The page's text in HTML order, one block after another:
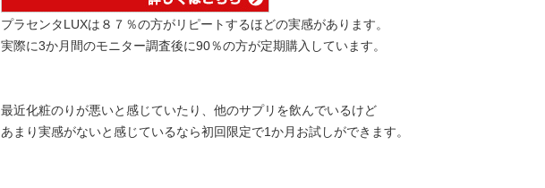
プラセンタLUXは８７％の方がリピートするほどの実感があります。
実際に3か月間のモニター調査後に90％の方が定期購入しています。
最近化粧のりが悪いと感じていたり、他のサプリを飲んでいるけど
あまり実感がないと感じているなら初回限定で1か月お試しができます。